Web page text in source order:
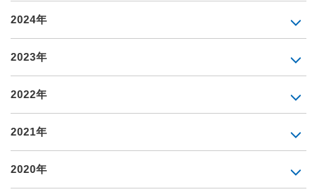
2024年
2023年
2022年
2021年
2020年